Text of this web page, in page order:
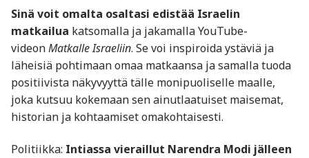
Sinä voit omalta osaltasi edistää Israelin
matkailua katsomalla ja jakamalla YouTube-
videonMatkalle Israeliin. Se voi inspiroida ystäviä ja
läheisiä pohtimaan omaa matkaansa ja samalla tuoda
positiivista näkyvyyttä tälle monipuoliselle maalle,
joka kutsuu kokemaan sen ainutlaatuiset maisemat,
historian ja kohtaamiset omakohtaisesti.
Politiikka: Intiassa vieraillut Narendra Modi jälleen